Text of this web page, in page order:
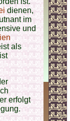
dienen,
im
und
als
erfolgt